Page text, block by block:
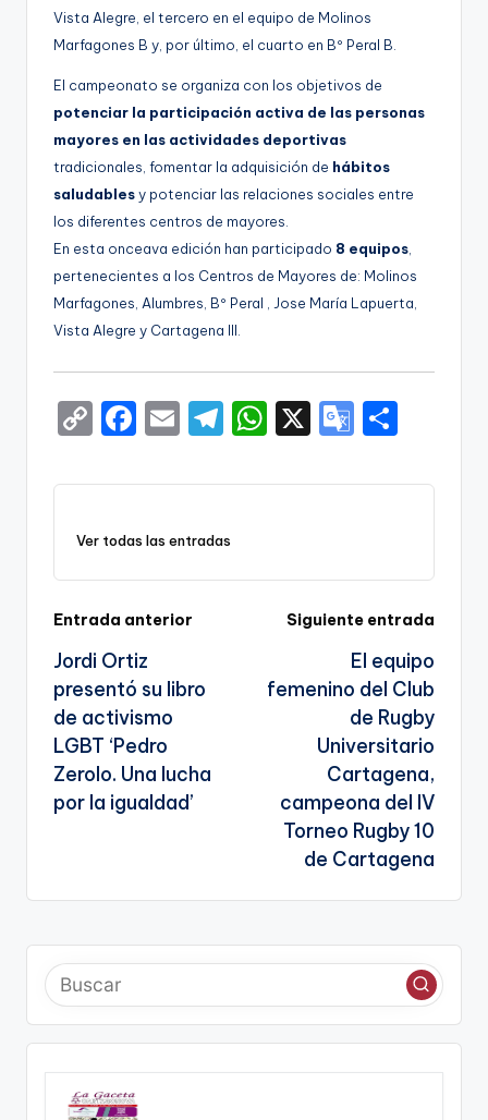
Vista Alegre, el tercero en el equipo de Molinos
Marfagones B y, por último, el cuarto en Bº Peral B.
El campeonato se organiza con los objetivos de
potenciar la participación activa de las personas
mayores en las actividades deportivas
tradicionales, fomentar la adquisición de hábitos
saludablesy potenciar las relaciones sociales entre
los diferentes centros de mayores.
En esta onceava edición han participado 8 equipos
pertenecientes a los Centros de Mayores de: Molinos
Marfagones, Alumbres, Bº Peral , Jose María Lapuerta,
Vista Alegre y Cartagena III.
C
p
Li
n
k
F
c
e
b
o
o
k
E
ai
T
e
a
m
W
a
p
p
X
G
o
Tr
a
n
sl
a
te
ar
Ver todas las entradas
Navegación
de
entradas
Entrada anterior
Jordi Ortiz
presentó su libro
de activismo
LGBT ‘Pedro
Zerolo. Una lucha
por la igualdad’
Siguiente entrada
El equipo
femenino del Club
de Rugby
Universitario
Cartagena,
campeona del IV
Torneo Rugby 10
de Cartagena